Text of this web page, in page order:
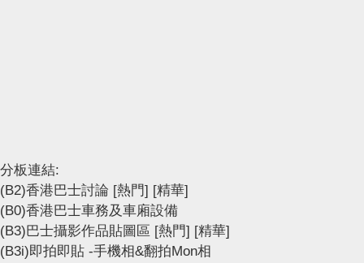
分板連結:
(B2)香港巴士討論 [熱門] [精華]
(B0)香港巴士車務及車廂設備
(B3)巴士攝影作品貼圖區 [熱門] [精華]
(B3i)即拍即貼 -手機相&翻拍Mon相